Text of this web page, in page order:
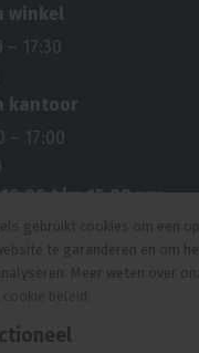
winkel
17:30
kantoor
– 17:00
t/m 15.00 uur
2e paasdag
Koningsdag
Hemelvaartsdag
door Lined
gebruikt cookies om een
te garanderen en om
Meer weten over
cookie beleid